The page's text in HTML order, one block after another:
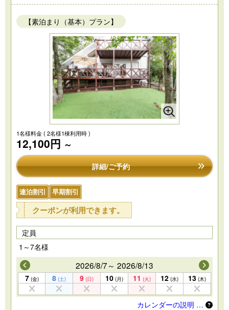
【素泊まり（基本）プラン】
1名様料金( 2名様1棟利用時 )
12,100円 ～
詳細/ご予約
連泊割引 早期割引
クーポンが利用できます。
定員
1～7名様
2026/8/7～ 2026/8/13
7 (金) 8 (土) 9 (日) 10 (月) 11 (火) 12 (水) 13 (木)
カレンダーの説明 …